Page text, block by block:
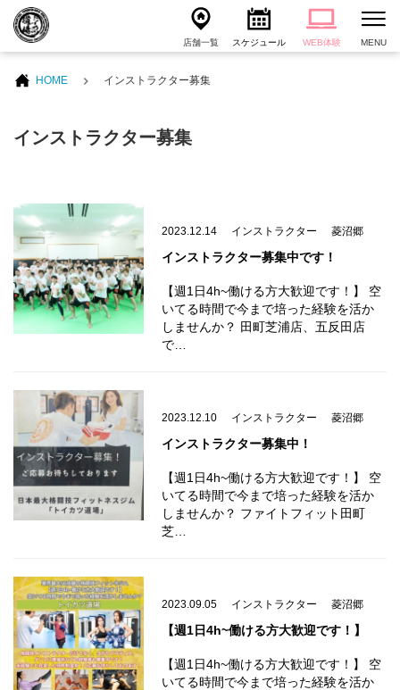
店舗一覧 スケジュール WEB体験 MENU
HOME インストラクター募集
インストラクター募集
2023.12.14 インストラクター 菱沼郷
インストラクター募集中です！
【週1日4h~働ける方大歓迎です！】 空
いてる時間で今まで培った経験を活か
しませんか？ 田町芝浦店、五反田店
で…
2023.12.10 インストラクター 菱沼郷
インストラクター募集中！
【週1日4h~働ける方大歓迎です！】 空
いてる時間で今まで培った経験を活か
しませんか？ ファイトフィット田町
芝…
2023.09.05 インストラクター 菱沼郷
【週1日4h~働ける方大歓迎です！】
【週1日4h~働ける方大歓迎です！】 空
いてる時間で今まで培った経験を活か